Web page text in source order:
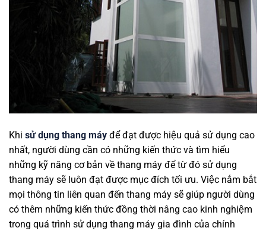
Khi sử dụng thang máy để đạt được hiệu quả sử dụng cao
nhất, người dùng cần có những kiến thức và tìm hiểu
những kỹ năng cơ bản về thang máy để từ đó sử dụng
thang máy sẽ luôn đạt được mục đích tối ưu. Việc nắm bắt
mọi thông tin liên quan đến thang máy sẽ giúp người dùng
có thêm những kiến thức đồng thời nâng cao kinh nghiệm
trong quá trình sử dụng thang máy gia đình của chính